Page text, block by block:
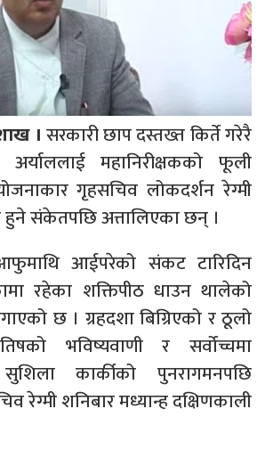
। सरकारी छाप दस्तख्त किर्ते गरेरै
महानिरीक्षकको फूली
गृहसचिव लोकदर्शन रेग्मी
हुने संकेतपछि अत्तालिएका छन् ।
आईपरेको संकट टारिदिन
रहेका शक्तिपीठ धाउन थालेको
छ । ग्रहदशा बिग्रिएको र ठूलो
भविष्यवाणी र सर्वोच्चमा
सुशिला कार्कीको पुनरागमनपछि
रेग्मी शनिबार मध्यान्ह दक्षिणकाली